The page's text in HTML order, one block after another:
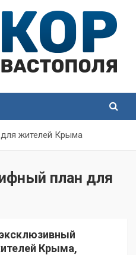
жителей Крыма
план для
Крыма,